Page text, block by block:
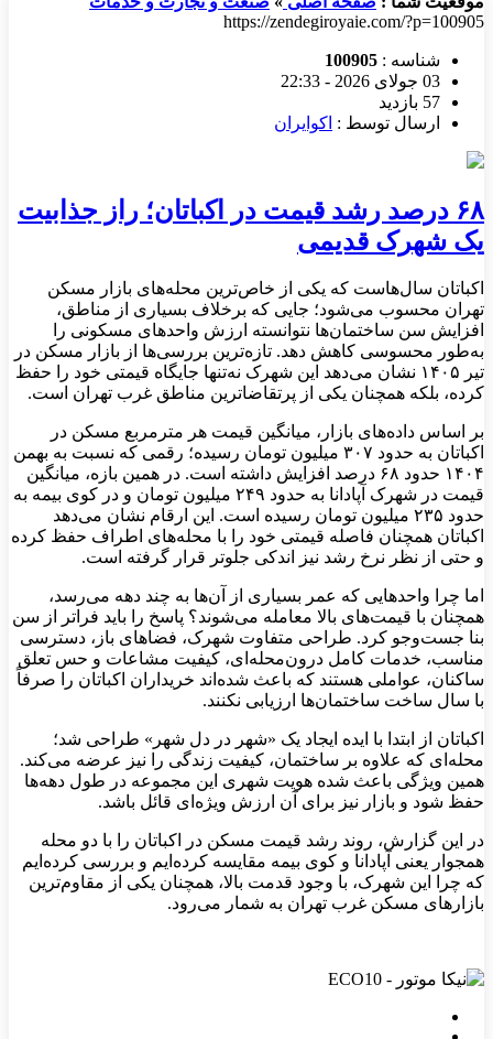
https://zendegiroyaie.com/?p=100905
شناسه : 100905
03 جولای 2026 - 22:33
57 بازدید
ارسال توسط : اکوایران
۶۸ درصد رشد قیمت در اکباتان؛ راز جذابیت
یک شهرک قدیمی
اکباتان سال‌هاست که یکی از خاص‌ترین محله‌های بازار مسکن
تهران محسوب می‌شود؛ جایی که برخلاف بسیاری از مناطق،
افزایش سن ساختمان‌ها نتوانسته ارزش واحدهای مسکونی را
به‌طور محسوسی کاهش دهد. تازه‌ترین بررسی‌ها از بازار مسکن در
تیر ۱۴۰۵ نشان می‌دهد این شهرک نه‌تنها جایگاه قیمتی خود را حفظ
کرده، بلکه همچنان یکی از پرتقاضاترین مناطق غرب تهران است.
بر اساس داده‌های بازار، میانگین قیمت هر مترمربع مسکن در
اکباتان به حدود ۳۰۷ میلیون تومان رسیده؛ رقمی که نسبت به بهمن
۱۴۰۴ حدود ۶۸ درصد افزایش داشته است. در همین بازه، میانگین
قیمت در شهرک آپادانا به حدود ۲۴۹ میلیون تومان و در کوی بیمه به
حدود ۲۳۵ میلیون تومان رسیده است. این ارقام نشان می‌دهد
اکباتان همچنان فاصله قیمتی خود را با محله‌های اطراف حفظ کرده
و حتی از نظر نرخ رشد نیز اندکی جلوتر قرار گرفته است.
اما چرا واحدهایی که عمر بسیاری از آن‌ها به چند دهه می‌رسد،
همچنان با قیمت‌های بالا معامله می‌شوند؟ پاسخ را باید فراتر از سن
بنا جست‌وجو کرد. طراحی متفاوت شهرک، فضاهای باز، دسترسی
مناسب، خدمات کامل درون‌محله‌ای، کیفیت مشاعات و حس تعلق
ساکنان، عواملی هستند که باعث شده‌اند خریداران اکباتان را صرفاً
با سال ساخت ساختمان‌ها ارزیابی نکنند.
اکباتان از ابتدا با ایده ایجاد یک «شهر در دل شهر» طراحی شد؛
محله‌ای که علاوه بر ساختمان، کیفیت زندگی را نیز عرضه می‌کند.
همین ویژگی باعث شده هویت شهری این مجموعه در طول دهه‌ها
حفظ شود و بازار نیز برای آن ارزش ویژه‌ای قائل باشد.
در این گزارش، روند رشد قیمت مسکن در اکباتان را با دو محله
همجوار یعنی آپادانا و کوی بیمه مقایسه کرده‌ایم و بررسی کرده‌ایم
که چرا این شهرک، با وجود قدمت بالا، همچنان یکی از مقاوم‌ترین
بازارهای مسکن غرب تهران به شمار می‌رود.